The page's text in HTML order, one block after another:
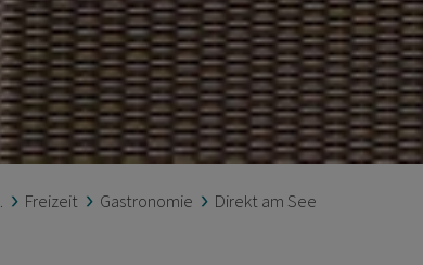
Freizeit Gastronomie Direkt am See